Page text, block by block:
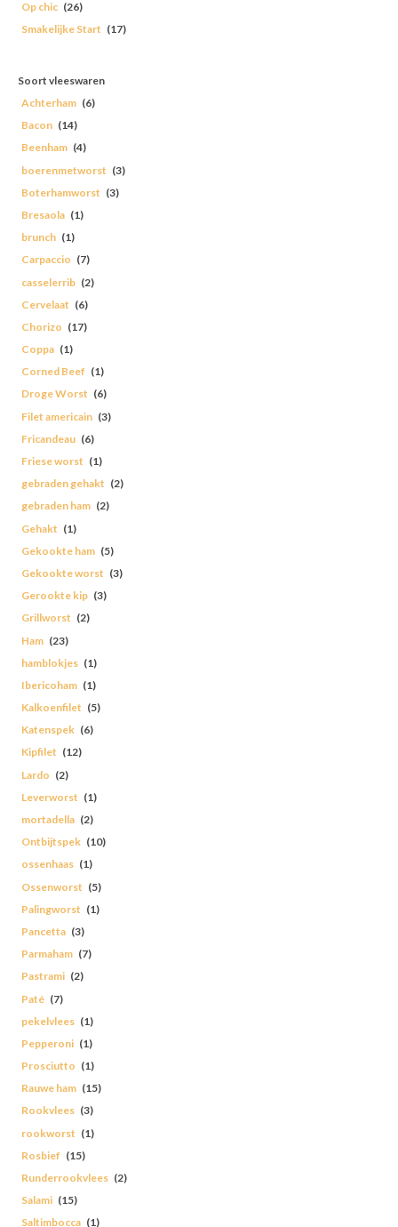
Op chic (26)
Smakelijke Start (17)
Soort vleeswaren
Achterham (6)
Bacon (14)
Beenham (4)
boerenmetworst (3)
Boterhamworst (3)
Bresaola (1)
brunch (1)
Carpaccio (7)
casselerrib (2)
Cervelaat (6)
Chorizo (17)
Coppa (1)
Corned Beef (1)
Droge Worst (6)
Filet americain (3)
Fricandeau (6)
Friese worst (1)
gebraden gehakt (2)
gebraden ham (2)
Gehakt (1)
Gekookte ham (5)
Gekookte worst (3)
Gerookte kip (3)
Grillworst (2)
Ham (23)
hamblokjes (1)
Ibericoham (1)
Kalkoenfilet (5)
Katenspek (6)
Kipfilet (12)
Lardo (2)
Leverworst (1)
mortadella (2)
Ontbijtspek (10)
ossenhaas (1)
Ossenworst (5)
Palingworst (1)
Pancetta (3)
Parmaham (7)
Pastrami (2)
Paté (7)
pekelvlees (1)
Pepperoni (1)
Prosciutto (1)
Rauwe ham (15)
Rookvlees (3)
rookworst (1)
Rosbief (15)
Runderrookvlees (2)
Salami (15)
Saltimbocca (1)